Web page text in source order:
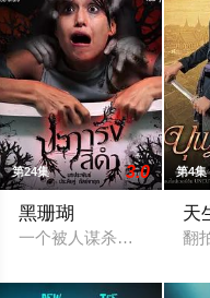
第24集 3.0
黑珊瑚
一个被人谋杀致死的女孩
第4集
天
翻